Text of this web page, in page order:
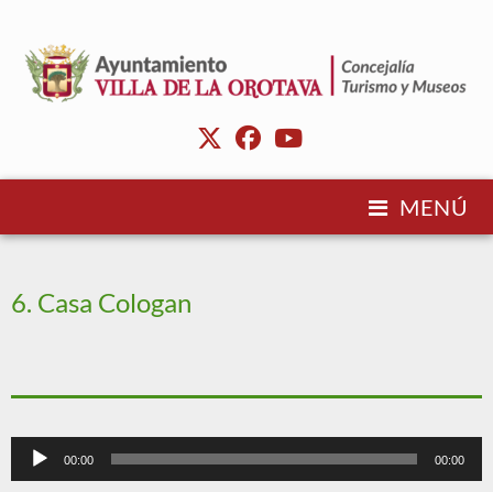
MENÚ
6. Casa Cologan
Reproductor
de
00:00 00:00